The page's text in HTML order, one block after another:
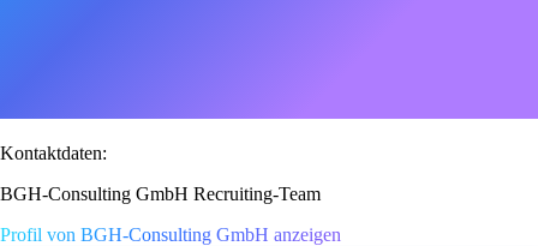
Kontaktdaten:
BGH-Consulting GmbH Recruiting-Team
Profil von BGH-Consulting GmbH anzeigen